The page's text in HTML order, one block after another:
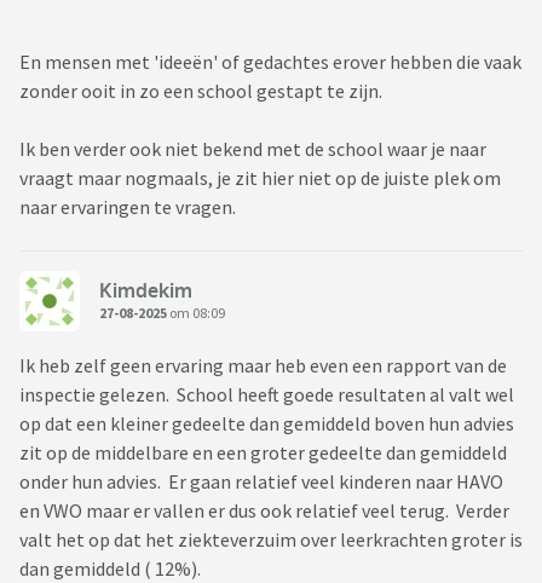
En mensen met 'ideeën' of gedachtes erover hebben die vaak
zonder ooit in zo een school gestapt te zijn.
Ik ben verder ook niet bekend met de school waar je naar
vraagt maar nogmaals, je zit hier niet op de juiste plek om
naar ervaringen te vragen.
Kimdekim
27-08-2025 om 08:09
Ik heb zelf geen ervaring maar heb even een rapport van de
inspectie gelezen. School heeft goede resultaten al valt wel
op dat een kleiner gedeelte dan gemiddeld boven hun advies
zit op de middelbare en een groter gedeelte dan gemiddeld
onder hun advies. Er gaan relatief veel kinderen naar HAVO
en VWO maar er vallen er dus ook relatief veel terug. Verder
valt het op dat het ziekteverzuim over leerkrachten groter is
dan gemiddeld ( 12%).